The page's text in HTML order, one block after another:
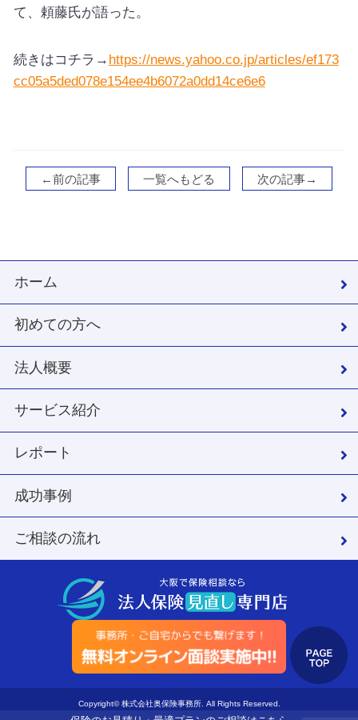
て、頼藤氏が語った。
続きはコチラ→ https://news.yahoo.co.jp/articles/ef173
cc05a5ded078e154ee4b6072a0dd14ce6e6
←前の記事 一覧へもどる 次の記事→
ホーム
初めての方へ
法人概要
サービス紹介
レポート
成功事例
ご相談の流れ
Copyright© 株式会社奥保険事務所. All Rights Reserved.